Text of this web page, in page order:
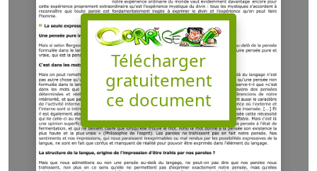
Télécharger
gratuitement
ce document